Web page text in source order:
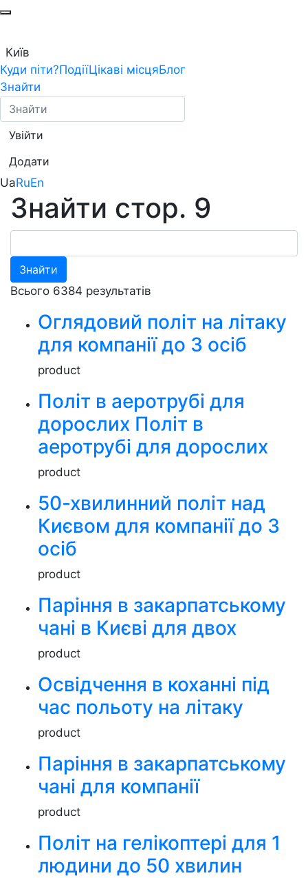
Київ
Куди піти?ПодіїЦікаві місцяБлог
Знайти
Увійти
Додати
UaRuEn
Знайти стор. 9
Знайти
Всього 6384 результатів
Оглядовий політ на літаку
для компанії до 3 осіб
product
Політ в аеротрубі для
дорослих Політ в
аеротрубі для дорослих
product
50-хвилинний політ над
Києвом для компанії до 3
осіб
product
Паріння в закарпатському
чані в Києві для двох
product
Освідчення в коханні під
час польоту на літаку
product
Паріння в закарпатському
чані для компанії
product
Політ на гелікоптері для 1
людини до 50 хвилин